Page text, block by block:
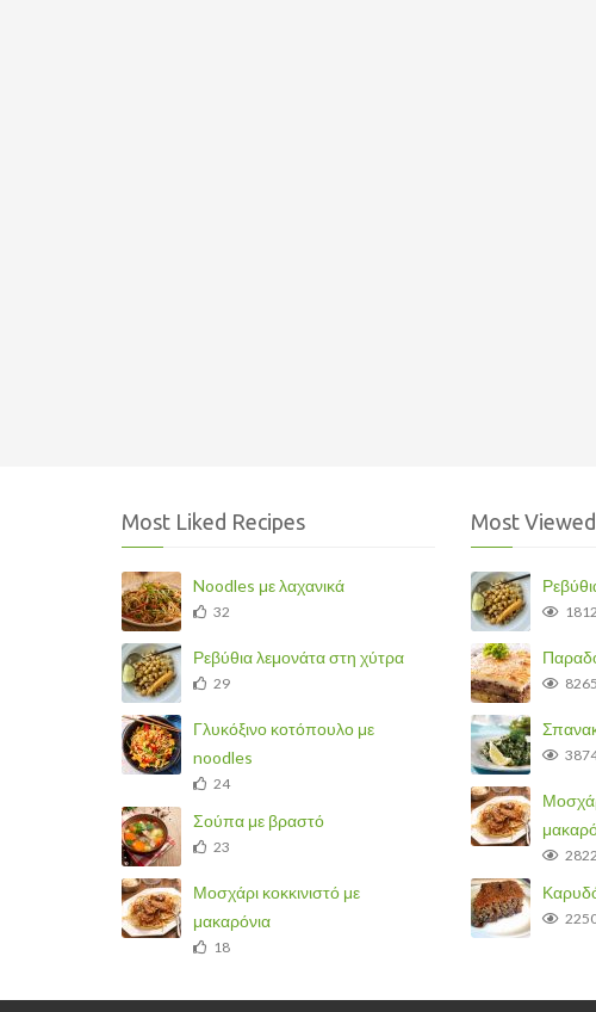
Most Liked Recipes
Noodles με λαχανικά
32
Ρεβύθια λεμονάτα στη χύτρα
29
Γλυκόξινο κοτόπουλο με
noodles
24
Σούπα με βραστό
23
Μοσχάρι κοκκινιστό με
μακαρόνια
18
Most
8265
2822